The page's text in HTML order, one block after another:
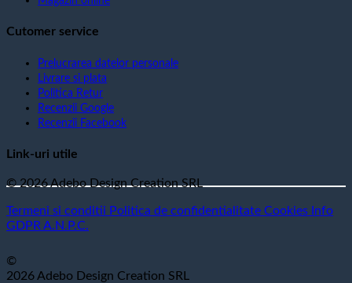
Cutomer service
Prelucrarea datelor personale
Livrare si plata
Politica Retur
Recenzii Google
Recenzii Facebook
Link-uri utile
© 2026 Adebo Design Creation SRL
Termeni si conditii Politica de confidentialitate Cookies Info
GDPR A.N.P.C.
©
2026 Adebo Design Creation SRL